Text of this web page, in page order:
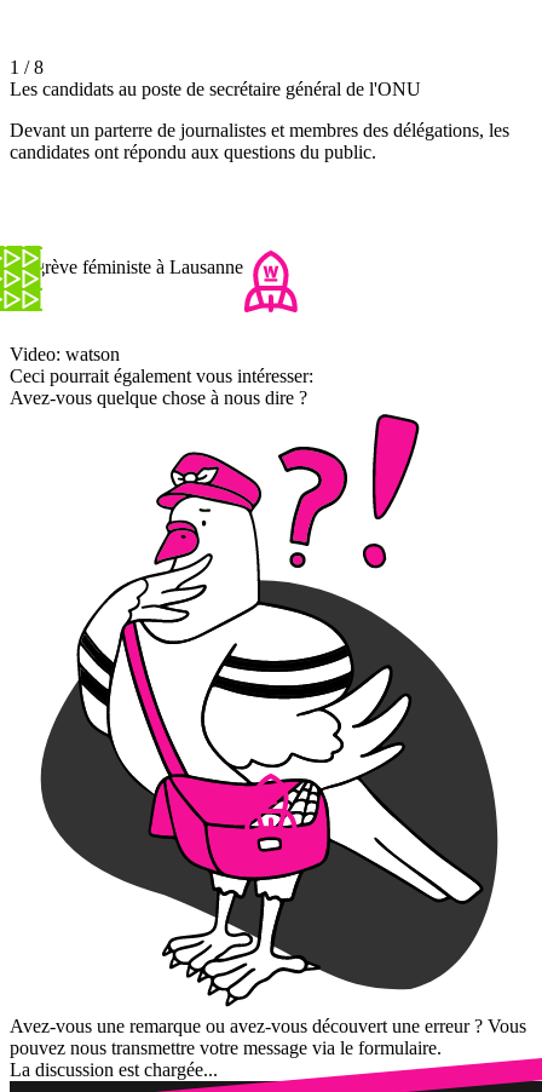
1 / 8
Les candidats au poste de secrétaire général de l'ONU
Devant un parterre de journalistes et membres des délégations, les
candidates ont répondu aux questions du public.
La grève féministe à Lausanne
Video: watson
Ceci pourrait également vous intéresser:
Avez-vous quelque chose à nous dire ?
Avez-vous une remarque ou avez-vous découvert une erreur ? Vous
pouvez nous transmettre votre message via le formulaire.
La discussion est chargée...